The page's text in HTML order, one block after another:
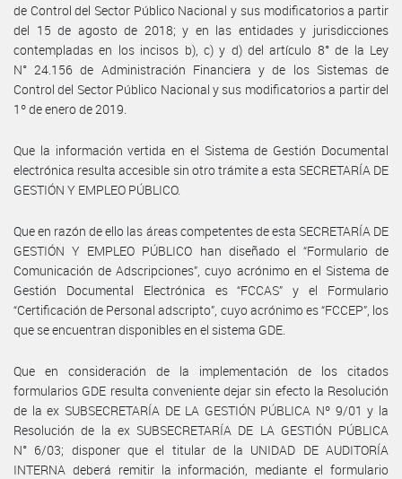
de Control del Sector Público Nacional y sus modificatorios a partir
del 15 de agosto de 2018; y en las entidades y jurisdicciones
contempladas en los incisos b), c) y d) del artículo 8° de la Ley
N° 24.156 de Administración Financiera y de los Sistemas de
Control del Sector Público Nacional y sus modificatorios a partir del
1º de enero de 2019.
Que la información vertida en el Sistema de Gestión Documental
electrónica resulta accesible sin otro trámite a esta SECRETARÍA DE
GESTIÓN Y EMPLEO PÚBLICO.
Que en razón de ello las áreas competentes de esta SECRETARÍA DE
GESTIÓN Y EMPLEO PÚBLICO han diseñado el “Formulario de
Comunicación de Adscripciones”, cuyo acrónimo en el Sistema de
Gestión Documental Electrónica es “FCCAS” y el Formulario
“Certificación de Personal adscripto”, cuyo acrónimo es “FCCEP”, los
que se encuentran disponibles en el sistema GDE.
Que en consideración de la implementación de los citados
formularios GDE resulta conveniente dejar sin efecto la Resolución
de la ex SUBSECRETARÍA DE LA GESTIÓN PÚBLICA Nº 9/01 y la
Resolución de la ex SUBSECRETARÍA DE LA GESTIÓN PÚBLICA
N° 6/03; disponer que el titular de la UNIDAD DE AUDITORÍA
INTERNA deberá remitir la información, mediante el formulario